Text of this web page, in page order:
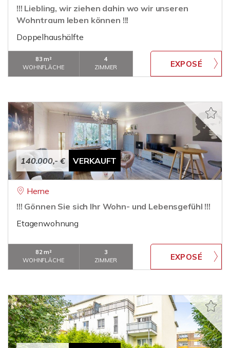
!!! Liebling, wir ziehen dahin wo wir unseren
Wohntraum leben können !!!
Doppelhaushälfte
83 m²
WOHNFLÄCHE
4
ZIMMER
140.000,- € VERKAUFT
Herne
!!! Gönnen Sie sich Ihr Wohn- und Lebensgefühl !!!
Etagenwohnung
82 m²
WOHNFLÄCHE
3
ZIMMER